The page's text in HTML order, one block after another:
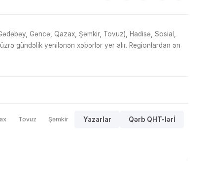
Gəncə, Qazax, Şəmkir, Tovuz), Hadisə, Sosial,
gündəlik yenilənən xəbərlər yer alır. Regionlardan ən
Tovuz Şəmkir Yazarlar Qərb QHT-lərİ